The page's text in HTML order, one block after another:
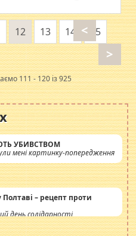
<
12 13 14
15
>
111 - 120 із 925
УБИВСТВОМ
мені картинку-попередження
Полтаві – рецепт проти
день солідарності